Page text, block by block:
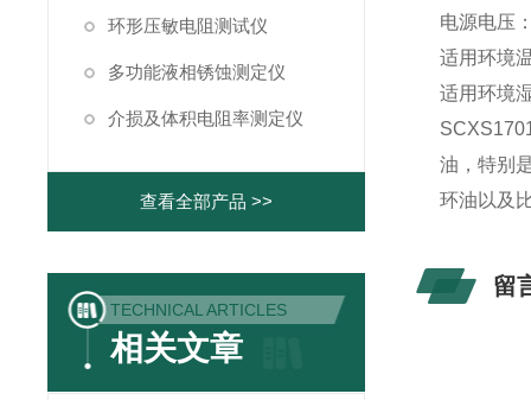
环形压敏电阻测试仪
多功能液相锈蚀测定仪
介损及体积电阻率测定仪
查看全部产品 >>
TECHNICAL ARTICLES
相关文章
电源电压
适用环境
适用环境
油，特别
环油以及
留